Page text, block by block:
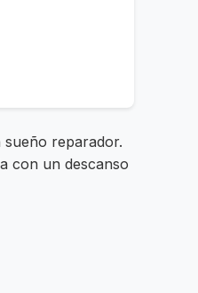
sueño reparador.
con un descanso